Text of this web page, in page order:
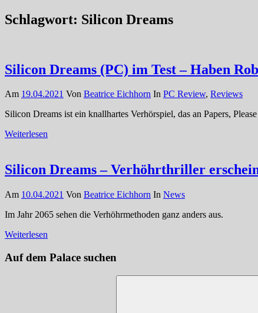
Schlagwort: Silicon Dreams
Silicon Dreams (PC) im Test – Haben
Am 19.04.2021 Von Beatrice Eichhorn In PC Review, Reviews
Silicon Dreams ist ein knallhartes Verhörspiel, das an Papers,
Weiterlesen
Silicon Dreams – Verhöhrthriller
Am 10.04.2021 Von Beatrice Eichhorn In News
Im Jahr 2065 sehen die Verhöhrmethoden ganz anders aus.
Weiterlesen
Auf dem Palace suchen